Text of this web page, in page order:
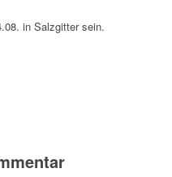
in Salzgitter sein.